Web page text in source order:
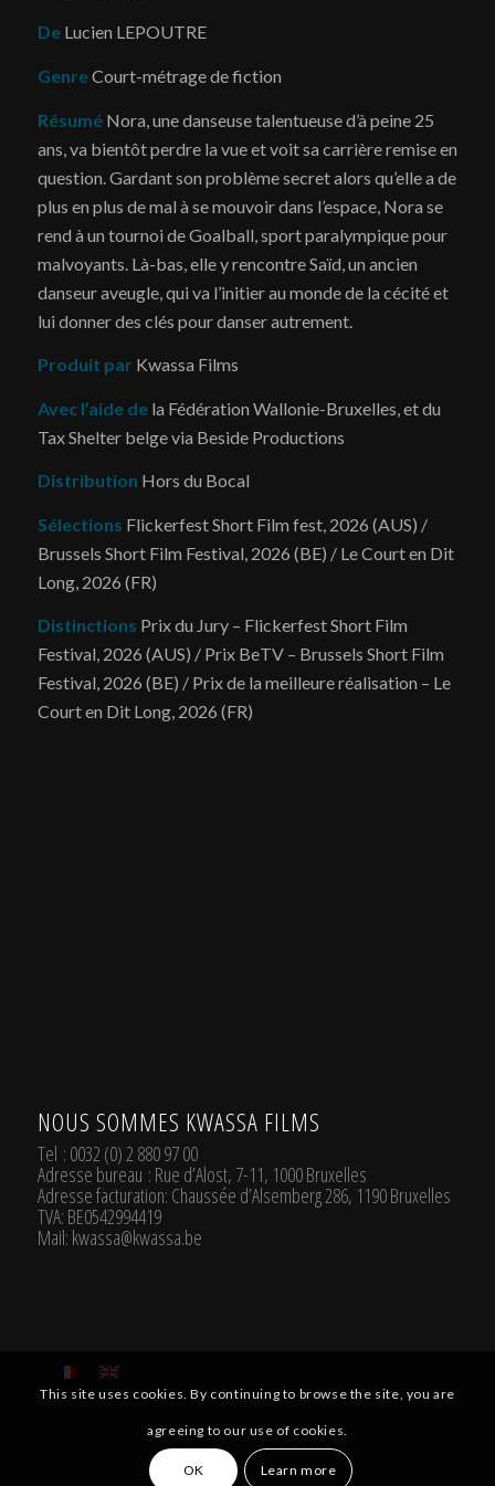
De Lucien LEPOUTRE
GenreCourt-métrage de fiction
RésuméNora, une danseuse talentueuse d’à peine 25
ans, va bientôt perdre la vue et voit sa carrière remise en
question. Gardant son problème secret alors qu’elle a de
plus en plus de mal à se mouvoir dans l’espace, Nora se
rend à un tournoi de Goalball, sport paralympique pour
malvoyants. Là-bas, elle y rencontre Saïd, un ancien
danseur aveugle, qui va l’initier au monde de la cécité et
lui donner des clés pour danser autrement.
Produit par Kwassa Films
Avec l’aide dela Fédération Wallonie-Bruxelles, et du
Tax Shelter belge via Beside Productions
Distribution Hors du Bocal
Sélections Flickerfest Short Film fest, 2026 (AUS) /
Brussels Short Film Festival, 2026 (BE) / Le Court en Dit
Long, 2026 (FR)
Distinctions Prix du Jury – Flickerfest Short Film
Festival, 2026 (AUS) / Prix BeTV – Brussels Short Film
Festival, 2026 (BE) / Prix de la meilleure réalisation – Le
Court en Dit Long, 2026 (FR)
NOUS SOMMES KWASSA FILMS
Tel : 0032 (0) 2 880 97 00
Adresse bureau : Rue d’Alost, 7-11, 1000 Bruxelles
Adresse facturation: Chaussée d’Alsemberg 286, 1190 Bruxelles
TVA: BE0542994419
Mail: kwassa@kwassa.be
This site uses cookies. By continuing to browse the site, you are
agreeing to our use of cookies.
OK Learn more